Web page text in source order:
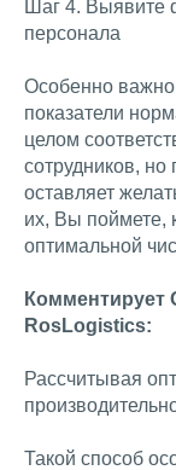
Шаг 4. Выявите
персонала
Особенно важно
показатели
целом
сотрудников,
оставляет
их, Вы поймете,
оптимальной
Комментирует
RosLogistics:
Рассчитывая
Такой способ